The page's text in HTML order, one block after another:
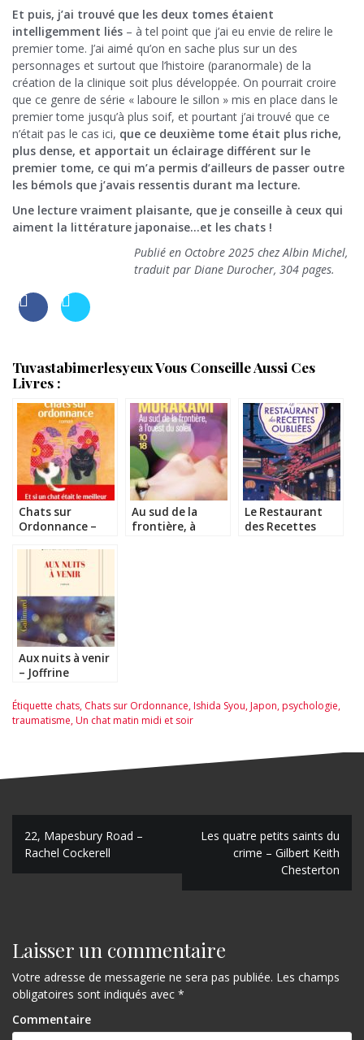
Et puis, j’ai trouvé que les deux tomes étaient
intelligemment liés – à tel point que j’ai eu envie de relire le
premier tome. J’ai aimé qu’on en sache plus sur un des
personnages et surtout que l’histoire (paranormale) de la
création de la clinique soit plus développée. On pourrait croire
que ce genre de série « laboure le sillon » mis en place dans le
premier tome jusqu’à plus soif, et pourtant j’ai trouvé que ce
n’était pas le cas ici, que ce deuxième tome était plus riche,
plus dense, et apportait un éclairage différent sur le
premier tome, ce qui m’a permis d’ailleurs de passer outre
les bémols que j’avais ressentis durant ma lecture.
Une lecture vraiment plaisante, que je conseille à ceux qui
aiment la littérature japonaise…et les chats !
Publié en Octobre 2025 chez Albin Michel,
traduit par Diane Durocher, 304 pages.
Tuvastabimerlesyeux Vous Conseille Aussi Ces
Livres :
Chats sur
Ordonnance –
Au sud de la
frontière, à
Le Restaurant
des Recettes
Aux nuits à venir
– Joffrine
Étiquette chats, Chats sur Ordonnance,Ishida Syou,Japon,psychologie,
traumatisme,Un chat matin midi et soir
N
a
g
a
t
i
22, Mapesbury Road –
Rachel Cockerell
Les quatre petits saints du
crime – Gilbert Keith
Chesterton
Laisser un commentaire
Votre adresse de messagerie ne sera pas publiée. Les champs
obligatoires sont indiqués avec *
Commentaire